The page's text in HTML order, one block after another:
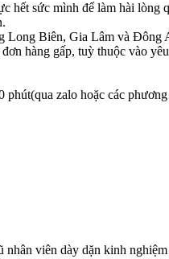
hết sức mình để làm hài lòng
Long Biên, Gia Lâm và Đông
hàng gấp, tuỳ thuộc vào
zalo hoặc các
nhân viên dày dặn kinh